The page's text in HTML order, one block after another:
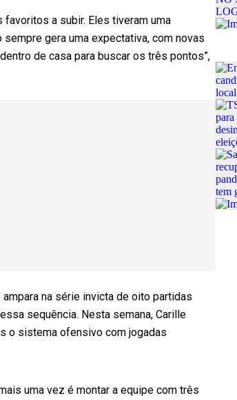
favoritos a subir. Eles tiveram uma
gera uma expectativa, com novas
de casa para buscar os três pontos”,
na série invicta de oito partidas
sequência. Nesta semana, Carille
o sistema ofensivo com jogadas
uma vez é montar a equipe com três